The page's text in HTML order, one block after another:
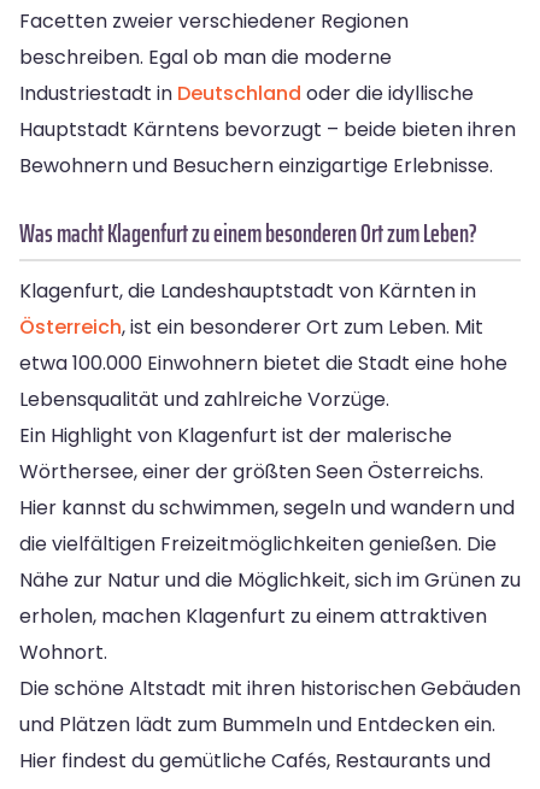
Facetten zweier verschiedener Regionen
beschreiben. Egal ob man die moderne
Industriestadt in Deutschland oder die idyllische
Hauptstadt Kärntens bevorzugt – beide bieten ihren
Bewohnern und Besuchern einzigartige Erlebnisse.
Was macht Klagenfurt zu einem besonderen Ort zum Leben?
Klagenfurt, die Landeshauptstadt von Kärnten in
Österreich, ist ein besonderer Ort zum Leben. Mit
etwa 100.000 Einwohnern bietet die Stadt eine hohe
Lebensqualität und zahlreiche Vorzüge.
Ein Highlight von Klagenfurt ist der malerische
Wörthersee, einer der größten Seen Österreichs.
Hier kannst du schwimmen, segeln und wandern und
die vielfältigen Freizeitmöglichkeiten genießen. Die
Nähe zur Natur und die Möglichkeit, sich im Grünen zu
erholen, machen Klagenfurt zu einem attraktiven
Wohnort.
Die schöne Altstadt mit ihren historischen Gebäuden
und Plätzen lädt zum Bummeln und Entdecken ein.
Hier findest du gemütliche Cafés, Restaurants und